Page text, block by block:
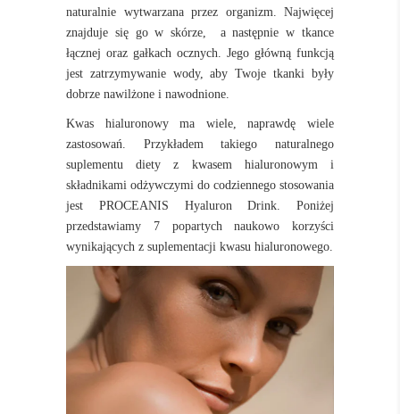
naturalnie wytwarzana przez organizm. Najwięcej
znajduje się go w skórze,
a następnie w tkance
łącznej oraz gałkach ocznych. Jego główną funkcją
jest zatrzymywanie wody, aby Twoje tkanki były
dobrze nawilżone i nawodnione.
Kwas hialuronowy ma wiele, naprawdę wiele
zastosowań. Przykładem takiego naturalnego
suplementu diety z kwasem hialuronowym i
składnikami odżywczymi do codziennego stosowania
jest PROCEANIS Hyaluron Drink. Poniżej
przedstawiamy 7 popartych naukowo korzyści
wynikających z suplementacji kwasu hialuronowego.